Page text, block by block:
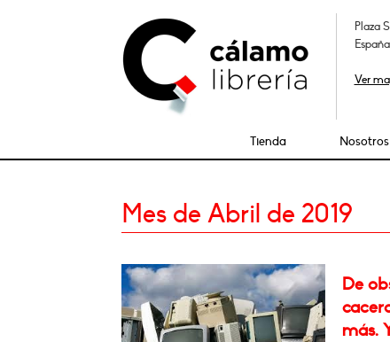
Plaza
España
Ver
Tienda Nosotros
Mes de Abril de 2019
De
más.